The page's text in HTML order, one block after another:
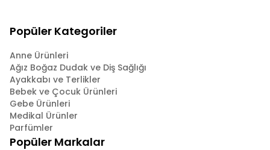
Popüler Kategoriler
Anne Ürünleri
Ağız Boğaz Dudak ve Diş Sağlığı
Ayakkabı ve Terlikler
Bebek ve Çocuk Ürünleri
Gebe Ürünleri
Medikal Ürünler
Parfümler
Popüler Markalar